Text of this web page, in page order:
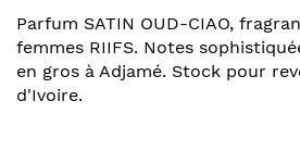
images
gallery
Parfum SATIN OUD-CIAO,
femmes RIIFS. Notes
en gros à Adjamé. Stock pour
d'Ivoire.